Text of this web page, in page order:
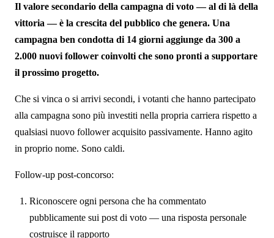
Il valore secondario della campagna di voto — al di là della
vittoria — è la crescita del pubblico che genera. Una
campagna ben condotta di 14 giorni aggiunge da 300 a
2.000 nuovi follower coinvolti che sono pronti a supportare
il prossimo progetto.
Che si vinca o si arrivi secondi, i votanti che hanno partecipato
alla campagna sono più investiti nella propria carriera rispetto a
qualsiasi nuovo follower acquisito passivamente. Hanno agito
in proprio nome. Sono caldi.
Follow-up post-concorso:
Riconoscere ogni persona che ha commentato
pubblicamente sui post di voto — una risposta personale
costruisce il rapporto